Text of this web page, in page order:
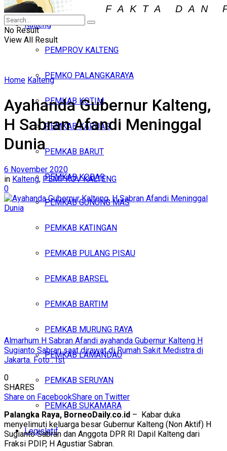
Iklan
Minggu, Agustus 9, 2026
Kalteng
PEMPROV KALTENG
PEMKO PALANGKARAYA
PEMKAB KOTIM
PEMKAB KAPUAS
PEMKAB BARUT
PEMKAB KOBAR
PEMKAB GUNUNG MAS
PEMKAB KATINGAN
PEMKAB PULANG PISAU
PEMKAB BARSEL
PEMKAB BARTIM
PEMKAB MURUNG RAYA
PEMKAB LAMANDAU
PEMKAB SERUYAN
PEMKAB SUKAMARA
Legislatif
No Result
View All Result
Home Kalteng
Ayahanda Gubernur Kalteng,
H Sabran Afandi Meninggal
Dunia
6 November 2020
in Kalteng, PEMPROV KALTENG
0
Almarhum H Sabran Afandi ayahanda Gubernur Kalteng H
Sugianto Sabran saat dirawat di Rumah Sakit Medistra di
Jakarta. Foto : Ist
0
SHARES
Share on FacebookShare on Twitter
Palangka Raya, BorneoDaily.co.id – Kabar duka
menyelimuti keluarga besar Gubernur Kalteng (Non Aktif) H
Sugianto Sabran dan Anggota DPR RI Dapil Kalteng dari
Fraksi PDIP, H Agustiar Sabran.